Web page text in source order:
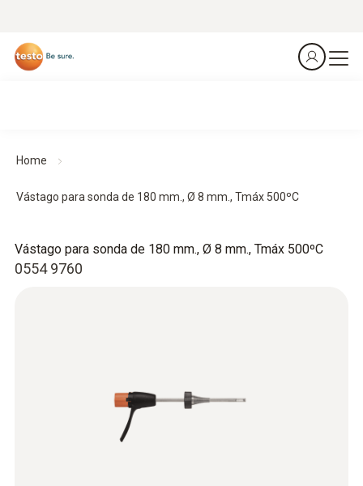
Home
Vástago para sonda de 180 mm., Ø 8 mm., Tmáx 500ºC
0554 9760
Vástago para sonda de 180 mm., Ø 8 mm., Tmáx 500ºC